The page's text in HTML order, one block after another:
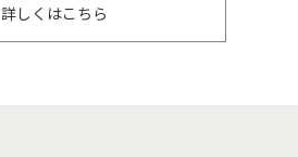
詳しくはこちら